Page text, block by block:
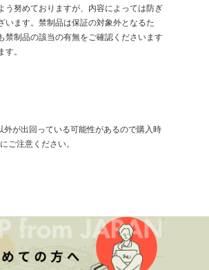
う努めておりますが、内容によっては防ぎ
います。禁制品は保証の対象外となるた
禁制品の該当の有無をご確認くださいます
す。
が出回っている可能性があるので購入時
にご注意ください。